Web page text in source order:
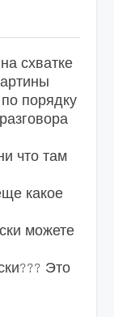
схватке
порядку
что там
какое
можете
Это